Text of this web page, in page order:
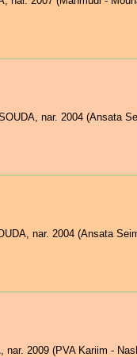
nar. 2004 (Ansata
nar. 2004 (Ansata
2009 (PVA Kariim -